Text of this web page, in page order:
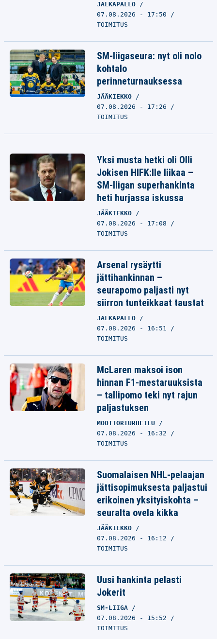
JALKAPALLO
07.08.2026 - 17:50
TOIMITUS
SM-liigaseura: nyt oli nolo
kohtalo
perinneturnauksessa
JÄÄKIEKKO
07.08.2026 - 17:26
TOIMITUS
Yksi musta hetki oli Olli
Jokisen HIFK:lle liikaa –
SM-liigan superhankinta
heti hurjassa iskussa
JÄÄKIEKKO
07.08.2026 - 17:08
TOIMITUS
Arsenal rysäytti
jättihankinnan –
seurapomo paljasti nyt
siirron tunteikkaat taustat
JALKAPALLO
07.08.2026 - 16:51
TOIMITUS
McLaren maksoi ison
hinnan F1-mestaruuksista
– tallipomo teki nyt rajun
paljastuksen
MOOTTORIURHEILU
07.08.2026 - 16:32
TOIMITUS
Suomalaisen NHL-pelaajan
jättisopimuksesta paljastui
erikoinen yksityiskohta –
seuralta ovela kikka
JÄÄKIEKKO
07.08.2026 - 16:12
TOIMITUS
Uusi hankinta pelasti
Jokerit
SM-LIIGA
07.08.2026 - 15:52
TOIMITUS